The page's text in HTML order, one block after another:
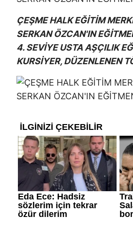
ÇEŞME HALK EĞİTİM
SERKAN ÖZCAN'IN
4. SEVİYE USTA AŞÇILIK
KURSİYER, DÜZENLENEN